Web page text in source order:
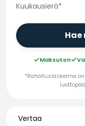
Kuukausierä*
Maksuton
*Rahoituslaskelma
Vertaa